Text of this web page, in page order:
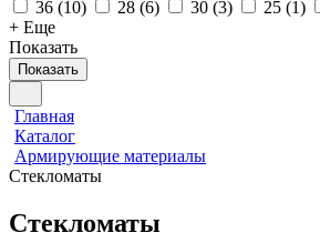
36 (10) 28 (6) 30 (3) 25 (1)
+ Еще
Показать
Показать
Главная
Каталог
Армирующие материалы
Стекломаты
Стекломаты